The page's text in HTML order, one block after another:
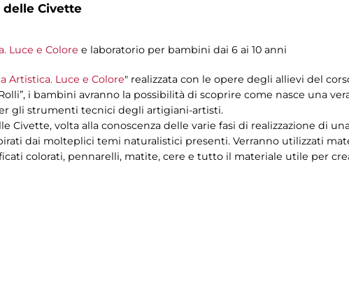
delle Civette
Luce e Colore e laboratorio per bambini dai 6 ai 10 anni
Artistica. Luce e Colore" realizzata con le opere degli allievi del
i bambini avranno la possibilità di scoprire come nasce una
gli strumenti tecnici degli artigiani-artisti.
Civette, volta alla conoscenza delle varie fasi di realizzazione di
dai molteplici temi naturalistici presenti. Verranno utilizzati
colorati, pennarelli, matite, cere e tutto il materiale utile per